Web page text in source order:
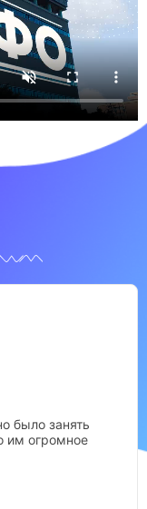
было занять
им огромное